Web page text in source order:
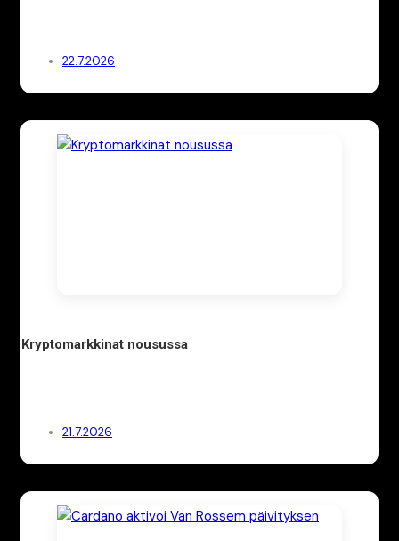
22.7.2026
Kryptomarkkinat nousussa
21.7.2026